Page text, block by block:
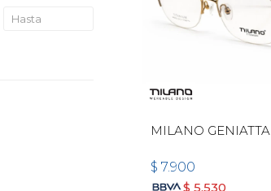
MILANO GENIATTA
$ 7.900
$ 5.530